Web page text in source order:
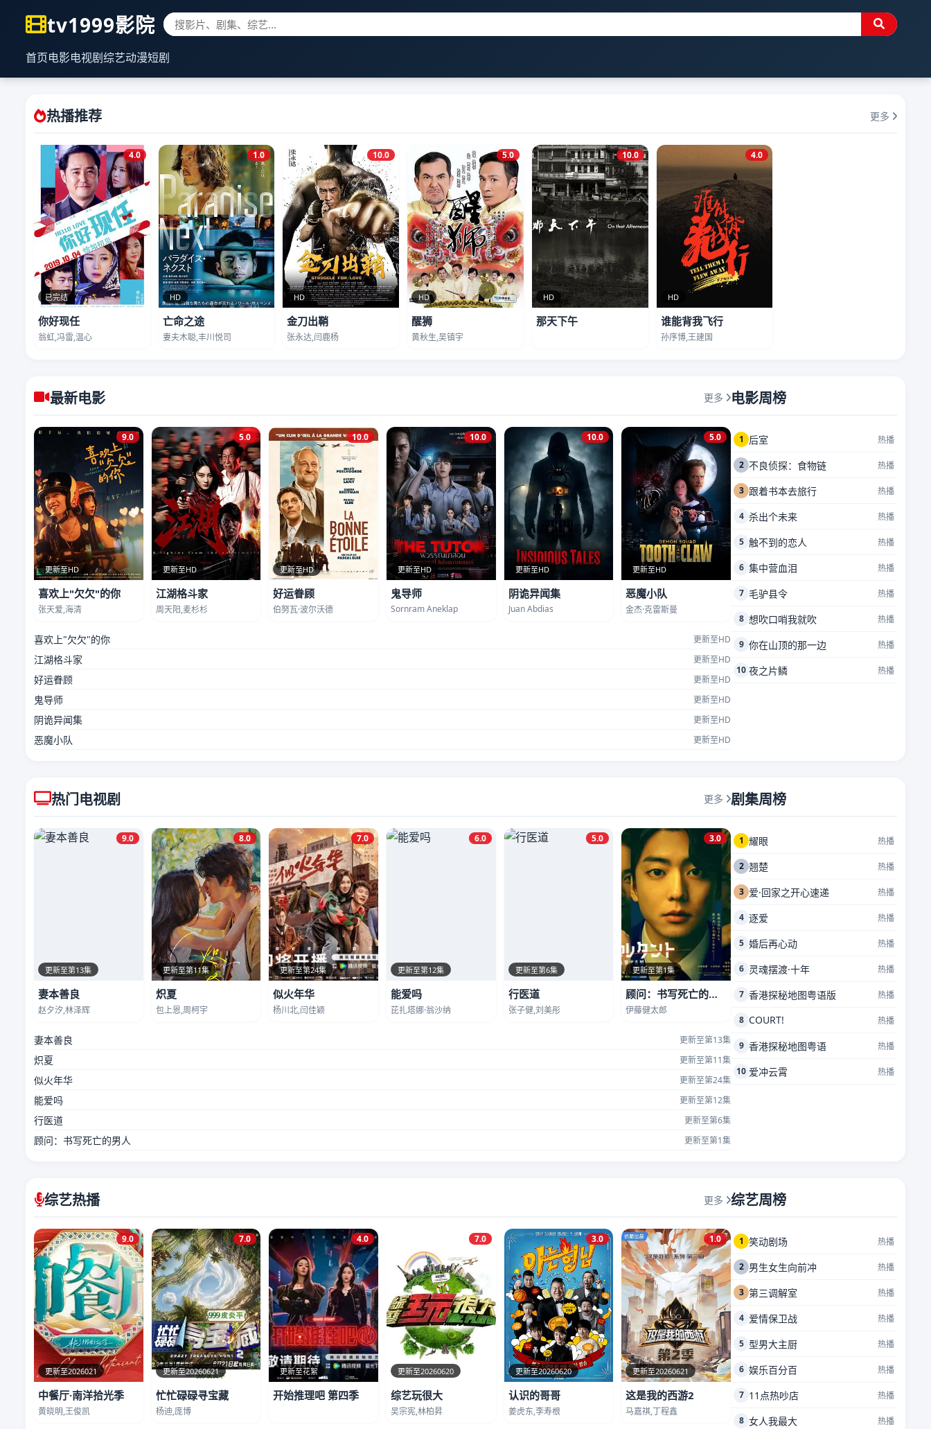
tv1999影院
首页电影电视剧综艺动漫短剧
热播推荐 更多
已完结
4.0
你好现任
翁虹,冯雷,温心
HD
1.0
亡命之途
妻夫木聪,丰川悦司
HD
10.0
金刀出鞘
张永达,闫鹿杨
HD
5.0
醒狮
黄秋生,吴镇宇
HD
10.0
那天下午
HD
4.0
谁能背我飞行
孙序博,王建国
最新电影 更多
更新至HD
9.0
喜欢上"欠欠"的你
张天爱,海清
更新至HD
5.0
江湖格斗家
周天阳,麦杉杉
更新至HD
10.0
好运眷顾
伯努瓦·波尔沃德
更新至HD
10.0
鬼导师
Sornram Aneklap
更新至HD
10.0
阴诡异闻集
Juan Abdias
更新至HD
5.0
恶魔小队
金杰·克雷斯曼
喜欢上"欠欠"的你 更新至HD
江湖格斗家 更新至HD
好运眷顾 更新至HD
鬼导师 更新至HD
阴诡异闻集 更新至HD
恶魔小队 更新至HD
电影周榜
1 后室 热播
2 不良侦探：食物链 热播
3 跟着书本去旅行 热播
4 杀出个未来 热播
5 触不到的恋人 热播
6 集中营血泪 热播
7 毛驴县令 热播
8 想吹口哨我就吹 热播
9 你在山顶的那一边 热播
10 夜之片鳞 热播
热门电视剧 更多
更新至第13集
9.0
妻本善良
赵夕汐,林泽辉
更新至第11集
8.0
炽夏
包上恩,周柯宇
更新至第24集
7.0
似火年华
杨川北,闫佳颖
更新至第12集
6.0
能爱吗
芘扎塔娜·翁沙纳
更新至第6集
5.0
行医道
张子健,刘美彤
更新至第1集
3.0
顾问：书写死亡的男人
伊藤健太郎
妻本善良 更新至第13集
炽夏 更新至第11集
似火年华 更新至第24集
能爱吗 更新至第12集
行医道 更新至第6集
顾问：书写死亡的男人 更新至第1集
剧集周榜
1 耀眼 热播
2 翘楚 热播
3 爱·回家之开心速递 热播
4 逐爱 热播
5 婚后再心动 热播
6 灵魂摆渡·十年 热播
7 香港探秘地图粤语版 热播
8 COURT! 热播
9 香港探秘地图粤语 热播
10 爱冲云霄 热播
综艺热播 更多
更新至2026021
9.0
中餐厅·南洋拾光季
黄晓明,王俊凯
更新至20260621
7.0
忙忙碌碌寻宝藏
杨迪,庞博
更新至花絮
4.0
开始推理吧 第四季
更新至20260620
7.0
综艺玩很大
吴宗宪,林柏昇
更新至20260620
3.0
认识的哥哥
姜虎东,李寿根
更新至20260621
1.0
这是我的西游2
马嘉祺,丁程鑫
综艺周榜
1 笑动剧场 热播
2 男生女生向前冲 热播
3 第三调解室 热播
4 爱情保卫战 热播
5 型男大主厨 热播
6 娱乐百分百 热播
7 11点热吵店 热播
8 女人我最大 热播